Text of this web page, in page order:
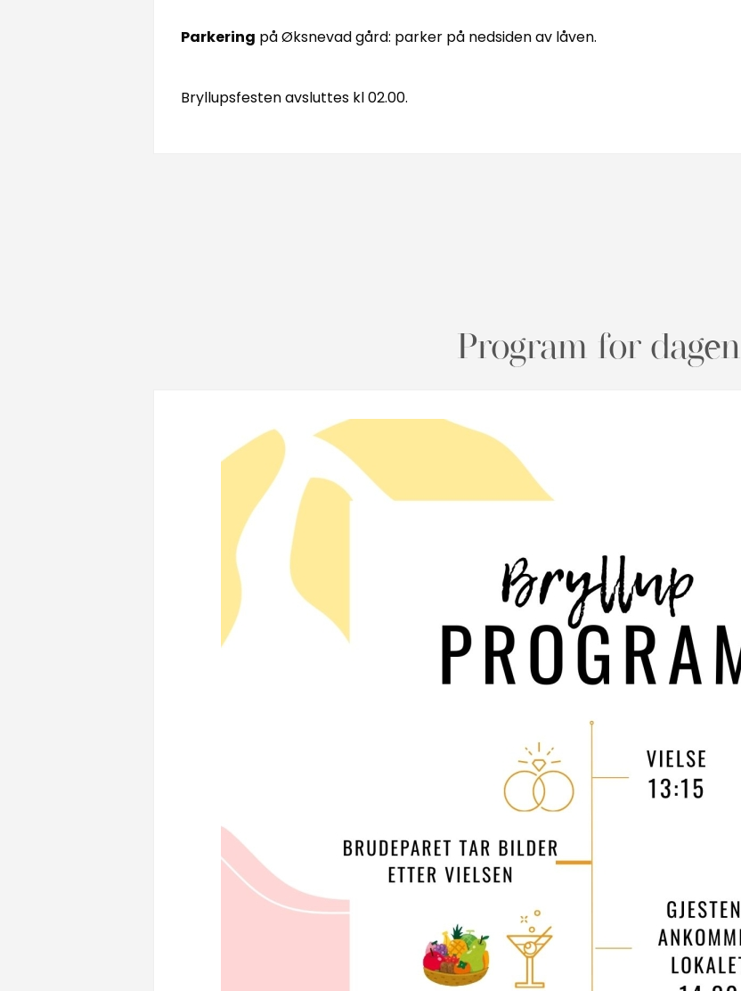
Parkering på Øksnevad gård: parker på nedsiden av låven.
Bryllupsfesten avsluttes kl 02.00.
Program for dagen